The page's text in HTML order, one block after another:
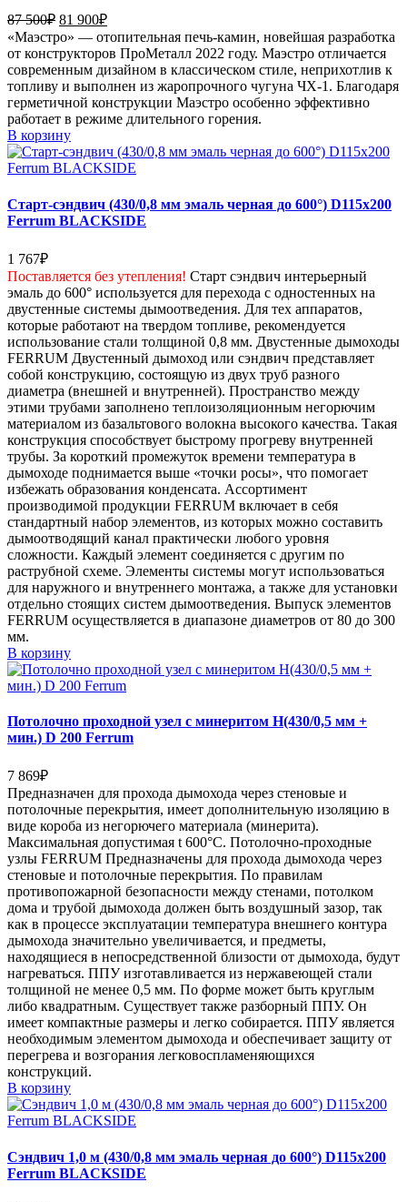
87 500₽ Первоначальная
цена
составляла
87
500₽.
81 900₽Текущая
цена:
81
900₽.
«Маэстро» — отопительная печь-камин, новейшая разработка
от конструкторов ПроМеталл 2022 году. Маэстро отличается
современным дизайном в классическом стиле, неприхотлив к
топливу и выполнен из жаропрочного чугуна ЧХ-1. Благодаря
герметичной конструкции Маэстро особенно эффективно
работает в режиме длительного горения.
В корзину
Старт-сэндвич (430/0,8 мм эмаль черная до 600°) D115х200
Ferrum BLACKSIDE
1 767₽
Поставляется без утепления! Старт сэндвич интерьерный
эмаль до 600° используется для перехода с одностенных на
двустенные системы дымоотведения. Для тех аппаратов,
которые работают на твердом топливе, рекомендуется
использование стали толщиной 0,8 мм. Двустенные дымоходы
FERRUM Двустенный дымоход или сэндвич представляет
собой конструкцию, состоящую из двух труб разного
диаметра (внешней и внутренней). Пространство между
этими трубами заполнено теплоизоляционным негорючим
материалом из базальтового волокна высокого качества. Такая
конструкция способствует быстрому прогреву внутренней
трубы. За короткий промежуток времени температура в
дымоходе поднимается выше «точки росы», что помогает
избежать образования конденсата. Ассортимент
производимой продукции FERRUM включает в себя
стандартный набор элементов, из которых можно составить
дымоотводящий канал практически любого уровня
сложности. Каждый элемент соединяется с другим по
раструбной схеме. Элементы системы могут использоваться
для наружного и внутреннего монтажа, а также для установки
отдельно стоящих систем дымоотведения. Выпуск элементов
FERRUM осуществляется в диапазоне диаметров от 80 до 300
мм.
В корзину
Потолочно проходной узел с минеритом Н(430/0,5 мм +
мин.) D 200 Ferrum
7 869₽
Предназначен для прохода дымохода через стеновые и
потолочные перекрытия, имеет дополнительную изоляцию в
виде короба из негорючего материала (минерита).
Максимальная допустимая t 600°C. Потолочно-проходные
узлы FERRUM Предназначены для прохода дымохода через
стеновые и потолочные перекрытия. По правилам
противопожарной безопасности между стенами, потолком
дома и трубой дымохода должен быть воздушный зазор, так
как в процессе эксплуатации температура внешнего контура
дымохода значительно увеличивается, и предметы,
находящиеся в непосредственной близости от дымохода, будут
нагреваться. ППУ изготавливается из нержавеющей стали
толщиной не менее 0,5 мм. По форме может быть круглым
либо квадратным. Существует также разборный ППУ. Он
имеет компактные размеры и легко собирается. ППУ является
необходимым элементом дымохода и обеспечивает защиту от
перегрева и возгорания легковоспламеняющихся
конструкций.
В корзину
Сэндвич 1,0 м (430/0,8 мм эмаль черная до 600°) D115х200
Ferrum BLACKSIDE